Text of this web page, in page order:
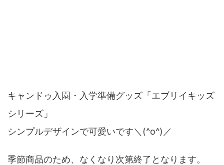
キャンドゥ入園・入学準備グッズ「エブリイキッズ
シリーズ」
シンプルデザインで可愛いです＼(^o^)／
季節商品のため、なくなり次第終了となります。